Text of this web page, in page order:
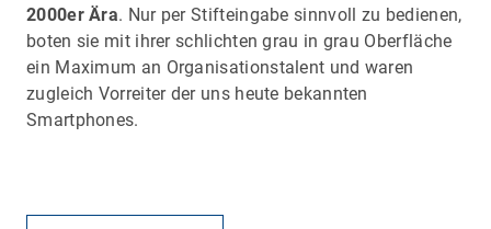
2000er Ära. Nur per Stifteingabe sinnvoll zu bedienen,
boten sie mit ihrer schlichten grau in grau Oberfläche
ein Maximum an Organisationstalent und waren
zugleich Vorreiter der uns heute bekannten
Smartphones.